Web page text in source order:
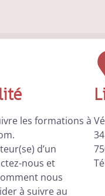
les formations à
d’un
nous et
nous
à suivre au